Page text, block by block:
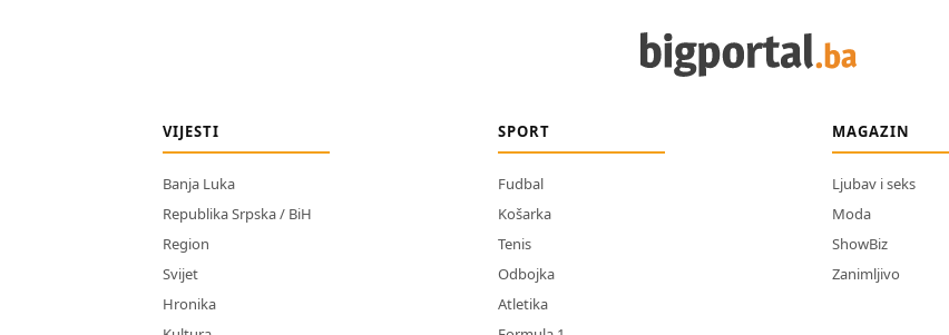
VIJESTI
Banja Luka
Republika Srpska / BiH
Region
Svijet
Hronika
SPORT
Fudbal
Košarka
Tenis
Odbojka
Atletika
MAGAZIN
Ljubav i seks
Moda
ShowBiz
Zanimljivo